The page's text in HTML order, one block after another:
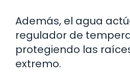
Además, el agua
regulador de
protegiendo las
extremo.